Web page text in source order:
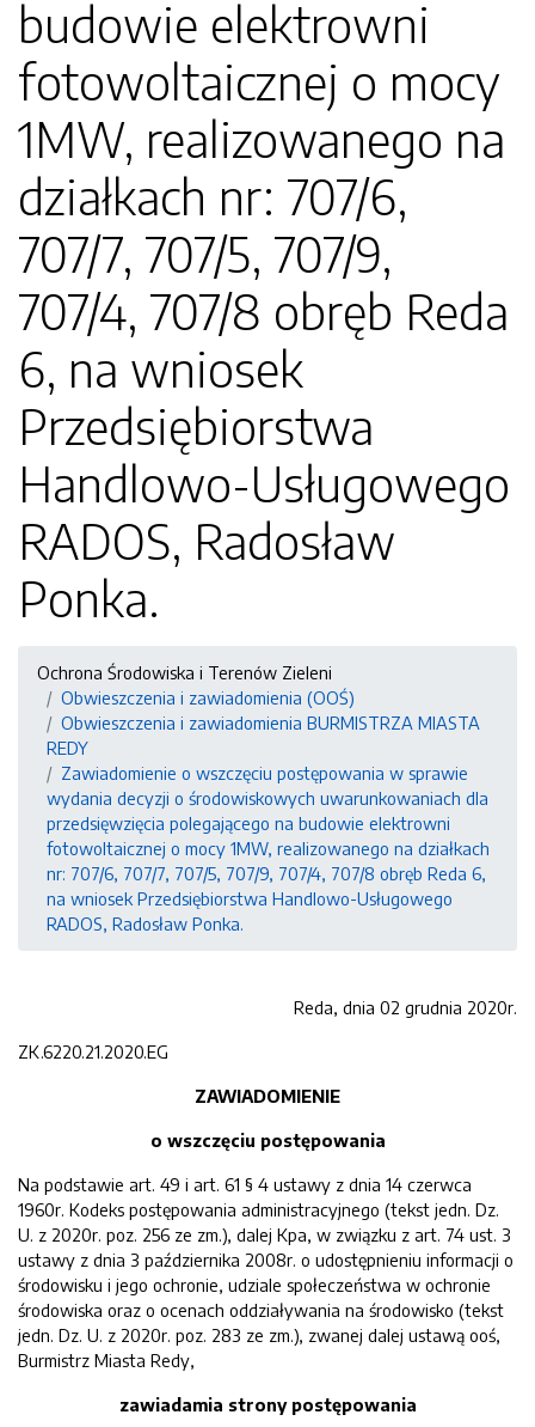
budowie elektrowni
fotowoltaicznej o mocy
1MW, realizowanego na
działkach nr: 707/6,
707/7, 707/5, 707/9,
707/4, 707/8 obręb Reda
6, na wniosek
Przedsiębiorstwa
Handlowo-Usługowego
RADOS, Radosław
Ponka.
Ochrona Środowiska i Terenów Zieleni
Obwieszczenia i zawiadomienia (OOŚ)
Obwieszczenia i zawiadomienia BURMISTRZA MIASTA
REDY
Zawiadomienie o wszczęciu postępowania w sprawie
wydania decyzji o środowiskowych uwarunkowaniach dla
przedsięwzięcia polegającego na budowie elektrowni
fotowoltaicznej o mocy 1MW, realizowanego na działkach
nr: 707/6, 707/7, 707/5, 707/9, 707/4, 707/8 obręb Reda 6,
na wniosek Przedsiębiorstwa Handlowo-Usługowego
RADOS, Radosław Ponka.
Reda, dnia 02 grudnia 2020r.
ZK.6220.21.2020.EG
ZAWIADOMIENIE
o wszczęciu postępowania
Na podstawie art. 49 i art. 61 § 4 ustawy z dnia 14 czerwca
1960r. Kodeks postępowania administracyjnego (tekst jedn. Dz.
U. z 2020r. poz. 256 ze zm.), dalej Kpa, w związku z art. 74 ust. 3
ustawy z dnia 3 października 2008r. o udostępnieniu informacji o
środowisku i jego ochronie, udziale społeczeństwa w ochronie
środowiska oraz o ocenach oddziaływania na środowisko (tekst
jedn. Dz. U. z 2020r. poz. 283 ze zm.), zwanej dalej ustawą ooś,
Burmistrz Miasta Redy,
zawiadamia strony postępowania